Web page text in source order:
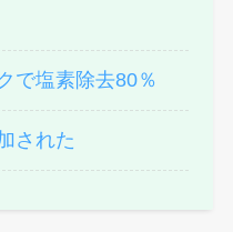
で塩素除去80％
された